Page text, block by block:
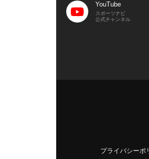
YouTube
スポーツナビ
公式チャンネル
プライバシーポ